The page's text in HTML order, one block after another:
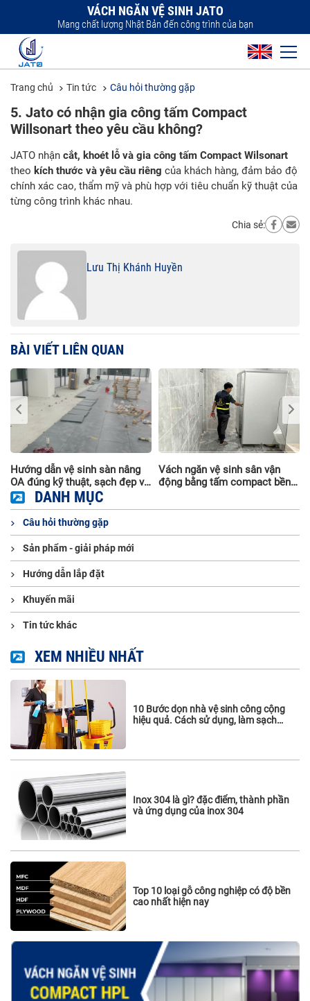
VÁCH NGĂN VỆ SINH JATO
Mang chất lượng Nhật Bản đến công trình của bạn
Trang chủ Tin tức Câu hỏi thường gặp
5. Jato có nhận gia công tấm Compact
Willsonart theo yêu cầu không?
JATO nhận cắt, khoét lỗ và gia công tấm Compact Wilsonart
theo kích thước và yêu cầu riêng của khách hàng, đảm bảo độ
chính xác cao, thẩm mỹ và phù hợp với tiêu chuẩn kỹ thuật của
từng công trình khác nhau.
Chia sẻ:
Lưu Thị Khánh Huyền
BÀI VIẾT LIÊN QUAN
Hướng dẫn vệ sinh sàn nâng
OA đúng kỹ thuật, sạch đẹp và
bền lâu
Vách ngăn vệ sinh sân vận
động bằng tấm compact bền
DANH MỤC
Câu hỏi thường gặp
Sản phẩm - giải pháp mới
Hướng dẫn lắp đặt
Khuyến mãi
Tin tức khác
XEM NHIỀU NHẤT
10 Bước dọn nhà vệ sinh công cộng
hiệu quả. Cách sử dụng, làm sạch
Inox 304 là gì? đặc điểm, thành phần
và ứng dụng của inox 304
Top 10 loại gỗ công nghiệp có độ bền
cao nhất hiện nay